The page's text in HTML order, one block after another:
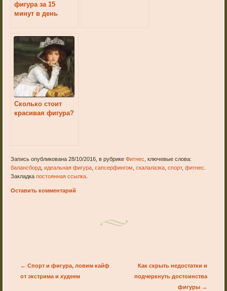
фигура за 15
минут в день
Сколько стоит
красивая фигура?
Запись опубликована 28/10/2016, в рубрикеФитнес , ключевые слова:
балансборд ,идеальная фигура ,сапсерфингом ,скалалазка ,спорт,фитнес
Закладкапостоянная ссылка
Оставить комментарий
Post navigation
← Спорт и фигура, ловим кайф
от экстрима и худеем
Как скрыть недостатки и
подчеркнуть достоинства
фигуры →